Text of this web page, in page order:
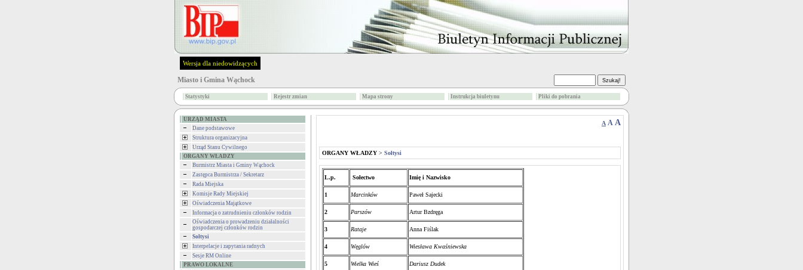
Wersja dla niedowidzących
Miasto i Gmina Wąchock
Statystyki Rejestr zmian Mapa strony Instrukcja biuletynu Pliki do pobrania
URZĄD MIASTA
Dane podstawowe
Struktura organizacyjna
Urząd Stanu Cywilnego
ORGANY WŁADZY
Burmistrz Miasta i Gminy Wąchock
Zastępca Burmistrza / Sekretarz
Rada Miejska
Komisje Rady Miejskiej
Oświadczenia Majątkowe
Informacja o zatrudnieniu członków rodzin
Oświadczenia o prowadzeniu działalności
gospodarczej członków rodzin
Sołtysi
Interpelacje i zapytania radnych
Sesje RM Online
PRAWO LOKALNE
A A A
ORGANY WŁADZY > Sołtysi
L.p. Sołectwo Imię i Nazwisko
1 Marcinków Paweł Sajecki
2 Parszów Artur Bzdręga
3 Rataje Anna Fiślak
4 Węglów Wiesława Kwaśniewska
5 Wielka Wieś Dariusz Dudek